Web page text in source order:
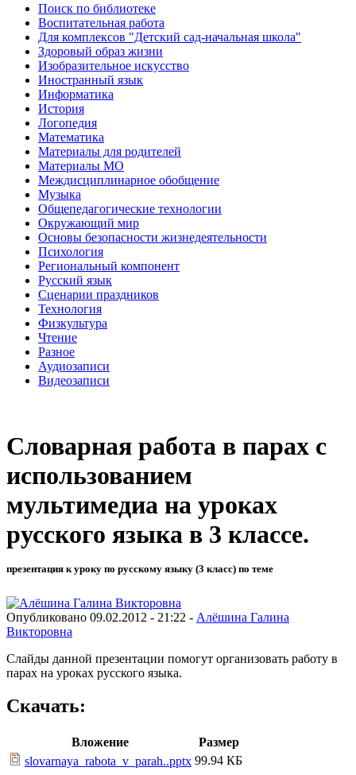
Поиск по библиотеке
Воспитательная работа
Для комплексов "Детский сад-начальная школа"
Здоровый образ жизни
Изобразительное искусство
Иностранный язык
Информатика
История
Логопедия
Математика
Материалы для родителей
Материалы МО
Междисциплинарное обобщение
Музыка
Общепедагогические технологии
Окружающий мир
Основы безопасности жизнедеятельности
Психология
Региональный компонент
Русский язык
Сценарии праздников
Технология
Физкультура
Чтение
Разное
Аудиозаписи
Видеозаписи
Словарная работа в парах с
использованием
мультимедиа на уроках
русского языка в 3 классе.
презентация к уроку по русскому языку (3 класс) по теме
Опубликовано 09.02.2012 - 21:22 - Алёшина Галина
Викторовна
Слайды данной презентации помогут организовать работу в
парах на уроках русского языка.
Скачать:
Вложение
Размер
slovarnaya_rabota_v_parah..pptx 99.94 КБ